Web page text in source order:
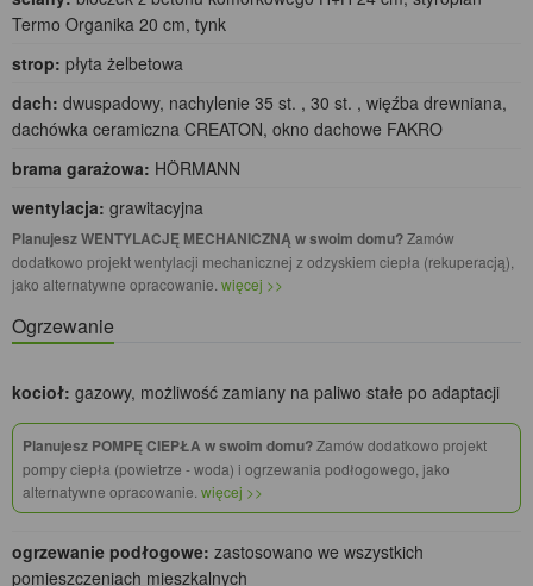
Termo Organika 20 cm, tynk
strop: płyta żelbetowa
dach: dwuspadowy, nachylenie 35 st. , 30 st. , więźba drewniana,
dachówka ceramiczna CREATON, okno dachowe FAKRO
brama garażowa: HÖRMANN
wentylacja: grawitacyjna
Planujesz WENTYLACJĘ MECHANICZNĄ w swoim domu?Zamów
dodatkowo projekt wentylacji mechanicznej z odzyskiem ciepła (rekuperacją),
jako alternatywne opracowanie. więcej >>
Ogrzewanie
kocioł: gazowy, możliwość zamiany na paliwo stałe po adaptacji
Planujesz POMPĘ CIEPŁA w swoim domu?Zamów dodatkowo projekt
pompy ciepła (powietrze - woda) i ogrzewania podłogowego, jako
alternatywne opracowanie. więcej >>
ogrzewanie podłogowe: zastosowano we wszystkich
pomieszczeniach mieszkalnych